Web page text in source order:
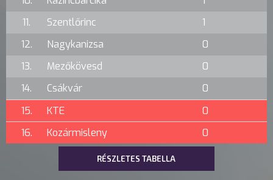
11.
Szentlőrinc
1
12.
Nagykanizsa
0
13.
Mezőkövesd
0
14.
Csákvár
0
15.
KTE
0
16.
Kozármisleny 0
RÉSZLETES TABELLA